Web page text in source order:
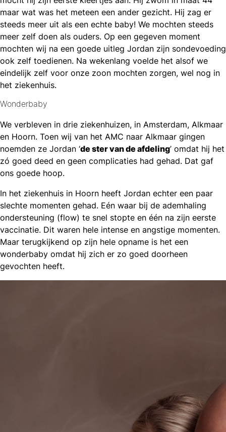
maar wat was het meteen een ander gezicht. Hij zag er
steeds meer uit als een echte baby! We mochten steeds
meer zelf doen als ouders. Op een gegeven moment
mochten wij na een goede uitleg Jordan zijn sondevoeding
ook zelf toedienen. Na wekenlang voelde het alsof we
eindelijk zelf voor onze zoon mochten zorgen, wel nog in
het ziekenhuis.
Wonderbaby
We verbleven in drie ziekenhuizen, in Amsterdam, Alkmaar
en Hoorn. Toen wij van het AMC naar Alkmaar gingen
noemden ze Jordan ‘de ster van de afdeling’ omdat hij het
zó goed deed en geen complicaties had gehad. Dat gaf
ons goede hoop.
In het ziekenhuis in Hoorn heeft Jordan echter een paar
slechte momenten gehad. Eén waar bij de ademhaling
ondersteuning (flow) te snel stopte en één na zijn eerste
vaccinatie. Dit waren hele intense en angstige momenten.
Maar terugkijkend op zijn hele opname is het een
wonderbaby omdat hij zich er zo goed doorheen
gevochten heeft.